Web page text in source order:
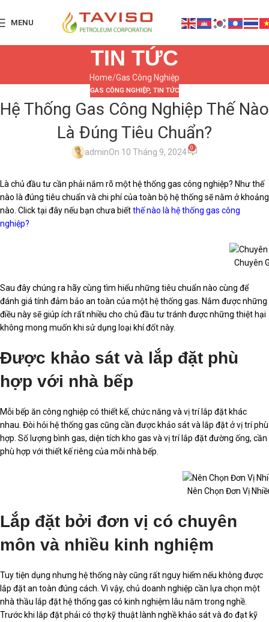
MENU
TIN TỨC
Home Gas Công Nghiệp
GAS CÔNG NGHIỆP, TIN TỨC
Hệ Thống Gas Công Nghiệp Thế Nào
Là Đúng Tiêu Chuẩn?
adminOn 10 Tháng 9, 2024 0
Là chủ đầu tư cần phải nắm rõ một hệ thống gas công nghiệp? Như thế
nào là đúng tiêu chuẩn và chi phí của toàn bộ hệ thống sẽ nằm ở khoảng
nào. Click tại đây nếu bạn chưa biếtthế nào là hệ thống gas công
nghiệp?
Chuyên
Sau đây chúng ra hãy cùng tìm hiểu những tiêu chuẩn nào cùng để
đánh giá tính đảm bảo an toàn của một hệ thống gas. Nắm được những
điều này sẽ giúp ích rất nhiều cho chủ đầu tư tránh được những thiệt hại
không mong muốn khi sử dụng loại khí đốt này.
Được khảo sát và lắp đặt phù
hợp với nhà bếp
Mỗi bếp ăn công nghiệp có thiết kế, chức năng và vị trí lắp đặt khác
nhau. Đòi hỏi hệ thống gas cũng cần được khảo sát và lắp đặt ở vị trí phù
hợp. Số lượng bình gas, diện tích kho gas và vị trí lắp đặt đường ống, cần
phù hợp với thiết kế riêng của mỗi nhà bếp.
Nên Chọn Đơn Vị
Lắp đặt bởi đơn vị có chuyên
môn và nhiều kinh nghiệm
Tuy tiện dụng nhưng hệ thống này cũng rất nguy hiểm nếu không được
lắp đặt an toàn đúng cách. Vì vậy, chủ doanh nghiệp cần lựa chọn một
nhà thầu lắp đặt hệ thống gas có kinh nghiệm lâu năm trong nghề.
Trước khi lắp đặt phải có thợ kỹ thuật lành nghề khảo sát và đo đạt kỹ